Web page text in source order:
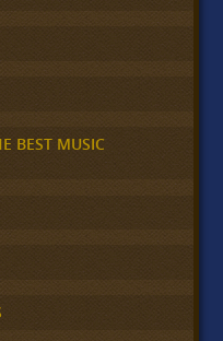
BEST MUSIC